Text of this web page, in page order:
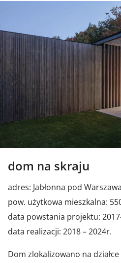
dom na skraju
adres: Jabłonna pod Warszawa
pow. użytkowa mieszkalna:
data powstania projektu:
data realizacji: 2018 – 2024r.
Dom zlokalizowano na